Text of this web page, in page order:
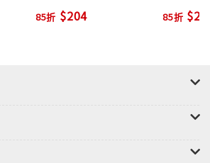
85折 $204 85折